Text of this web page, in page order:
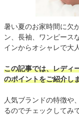
暑い夏のお家時間に欠
ン、長袖、ワンピース
インからオシャレで大
この記事では、レディ
のポイントをご紹介し
人気ブランドの特徴や
るのでチェックしてみ